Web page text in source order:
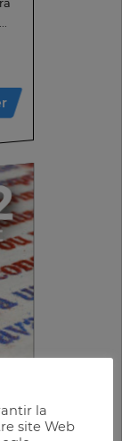
la
site Web